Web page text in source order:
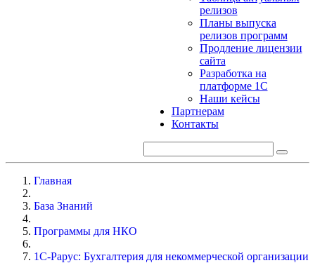
релизов
Планы выпуска
релизов программ
Продление лицензии
сайта
Разработка на
платформе 1С
Наши кейсы
Партнерам
Контакты
Главная
База Знаний
Программы для НКО
1С-Рарус: Бухгалтерия для некоммерческой организации